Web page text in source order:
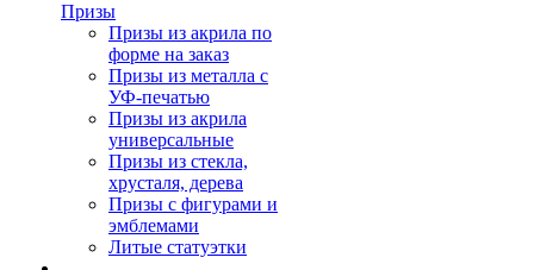
Призы
Призы из акрила по
форме на заказ
Призы из металла с
УФ-печатью
Призы из акрила
универсальные
Призы из стекла,
хрусталя, дерева
Призы с фигурами и
эмблемами
Литые статуэтки